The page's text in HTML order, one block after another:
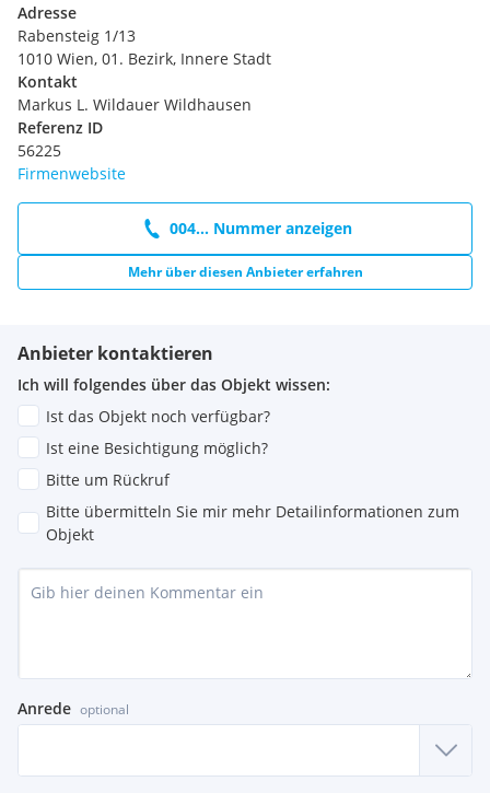
Adresse
Rabensteig 1/13
1010 Wien, 01. Bezirk, Innere Stadt
Kontakt
Markus L. Wildauer Wildhausen
Referenz ID
56225
Firmenwebsite
004... Nummer anzeigen
Mehr über diesen Anbieter erfahren
Anbieter kontaktieren
Ich will folgendes über das Objekt wissen:
Ist das Objekt noch verfügbar?
Ist eine Besichtigung möglich?
Bitte um Rückruf
Bitte übermitteln Sie mir mehr Detailinformationen zum
Objekt
Anrede optional